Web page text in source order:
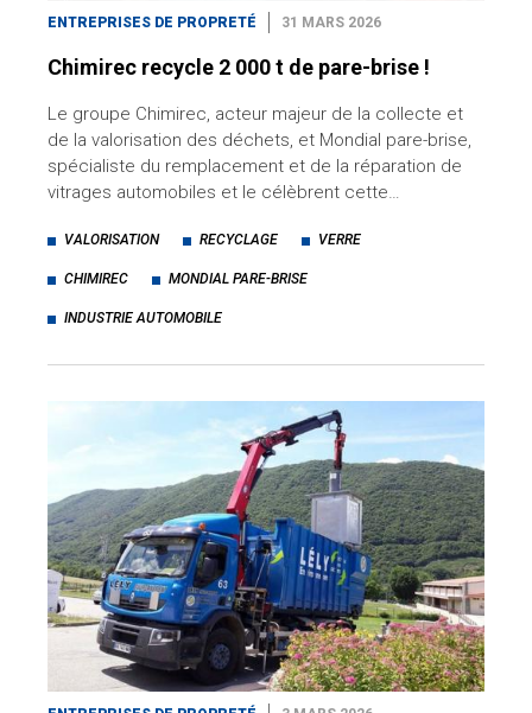
ENTREPRISES DE PROPRETÉ 31 MARS 2026
Chimirec recycle 2 000 t de pare-brise !
Le groupe Chimirec, acteur majeur de la collecte et
de la valorisation des déchets, et Mondial pare-brise,
spécialiste du remplacement et de la réparation de
vitrages automobiles et le célèbrent cette…
VALORISATION RECYCLAGE VERRE
CHIMIREC MONDIAL PARE-BRISE
INDUSTRIE AUTOMOBILE